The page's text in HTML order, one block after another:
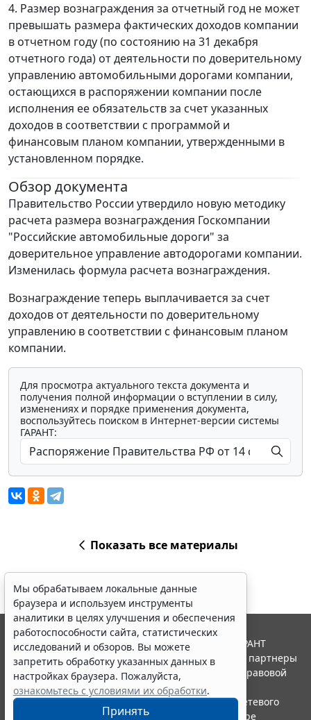
4. Размер вознаграждения за отчетный год не может
превышать размера фактических доходов компании
в отчетном году (по состоянию на 31 декабря
отчетного года) от деятельности по доверительному
управлению автомобильными дорогами компании,
остающихся в распоряжении компании после
исполнения ее обязательств за счет указанных
доходов в соответствии с программой и
финансовым планом компании, утвержденными в
установленном порядке.
Обзор документа
Правительство России утвердило новую методику
расчета размера вознаграждения Госкомпании
"Российские автомобильные дороги" за
доверительное управление автодорогами компании.
Изменилась формула расчета вознаграждения.
Вознаграждение теперь выплачивается за счет
доходов от деятельности по доверительному
управлению в соответствии с финансовым планом
компании.
Для просмотра актуального текста документа и
получения полной информации о вступлении в силу,
изменениях и порядке применения документа,
воспользуйтесь поиском в Интернет-версии системы
ГАРАНТ:
Показать все материалы
Мы обрабатываем локальные данные
браузера и используем инструменты
аналитики в целях улучшения и обеспечения
работоспособности сайта, статистических
исследований и обзоров. Вы можете
запретить обработку указанных данных в
настройках браузера. Пожалуйста,
ознакомьтесь с условиями их обработки.
Принять
© ООО "НПП "ГАРАНТ-СЕРВИС", 2026. Система ГАРАНТ
выпускается с 1990 года. Компания "Гарант" и ее партнеры
являются участниками Российской ассоциации правовой
информации ГАРАНТ.
Портал ГАРАНТ.РУ зарегистрирован в качестве сетевого
издания Федеральной службой по надзору в сфере